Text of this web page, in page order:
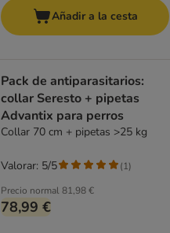
Añadir a la cesta
Pack de antiparasitarios:
collar Seresto + pipetas
Advantix para perros
Collar 70 cm + pipetas >25 kg
Precio normal81,98 €
78,99 €
Valorar: 5/5 (1)